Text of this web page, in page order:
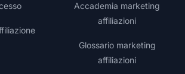
Accademia marketing
affiliazioni
Glossario marketing
affiliazioni